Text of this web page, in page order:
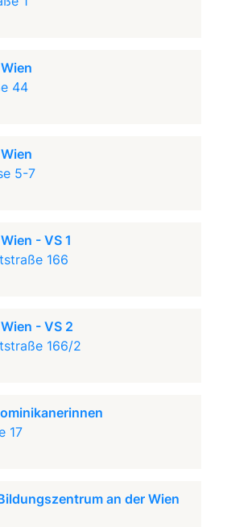
44
5-7
- VS 1
166
- VS 2
166/2
17
an der Wien